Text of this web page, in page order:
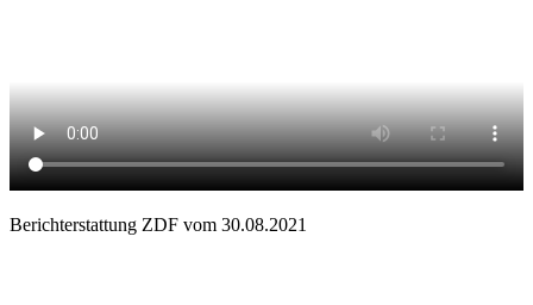
Berichterstattung ZDF vom 30.08.2021